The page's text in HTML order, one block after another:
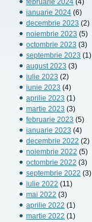
februarie 2024 (4)
ianuarie 2024 (6)
decembrie 2023 (2)
noiembrie 2023 (5)
octombrie 2023 (3)
septembrie 2023 (1)
august 2023 (3)
iulie 2023 (2)
iunie 2023 (4)
aprilie 2023 (1)
martie 2023 (3)
februarie 2023 (5)
ianuarie 2023 (4)
decembrie 2022 (2)
noiembrie 2022 (5)
octombrie 2022 (3)
septembrie 2022 (3)
iulie 2022 (11)
mai 2022 (3)
aprilie 2022 (1)
martie 2022 (1)